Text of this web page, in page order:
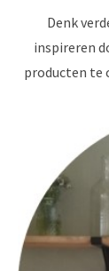
Denk
inspireren
producten te